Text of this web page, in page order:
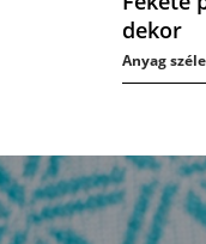
dekor
Anyag